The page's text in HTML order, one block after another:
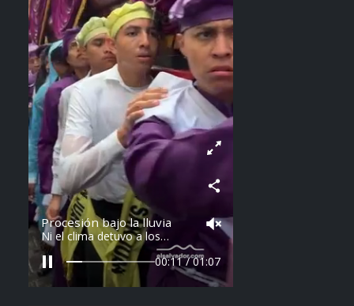
Procesión bajo la lluvia
Ni el clima detuvo a los
feligreses en el recorrido del
Divino Salvador del Mundo.
Vídeo: elsalvador.com /
Steven Anzora
00:14 / 01:07